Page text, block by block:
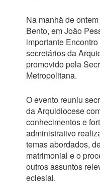
Na manhã de
Bento, em João
importante
secretários da
promovido pela
Metropolitana.
O evento reuniu
da Arquidiocese
conhecimentos e
administrativo
temas abordados,
matrimonial e o
outros assuntos
eclesial.